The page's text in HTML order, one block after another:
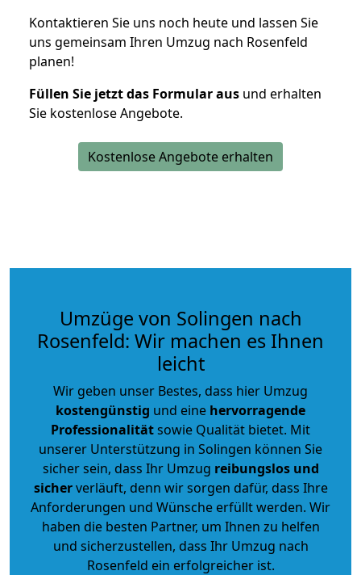
Kontaktieren Sie uns noch heute und lassen Sie
uns gemeinsam Ihren Umzug nach Rosenfeld
planen!
Füllen Sie jetzt das Formular aus und erhalten
Sie kostenlose Angebote.
Kostenlose Angebote erhalten
Umzüge von Solingen nach
Rosenfeld: Wir machen es Ihnen
leicht
Wir geben unser Bestes, dass hier Umzug
kostengünstig und eine hervorragende
Professionalitätsowie Qualität bietet. Mit
unserer Unterstützung in Solingen können Sie
sicher sein, dass Ihr Umzug reibungslos und
sicherverläuft, denn wir sorgen dafür, dass Ihre
Anforderungen und Wünsche erfüllt werden. Wir
haben die besten Partner, um Ihnen zu helfen
und sicherzustellen, dass Ihr Umzug nach
Rosenfeld ein erfolgreicher ist.